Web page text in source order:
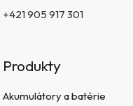
+421 905 917 301
Produkty
Akumulátory a batérie